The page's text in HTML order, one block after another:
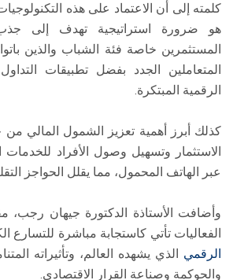
كلمته إلى أن الاعتماد على هذه
هو ضرورة استراتيجية تهدف إلى
المتعاملين الجدد بفضل تطبيقات
الرقمية المبتكرة.
كذلك أبرز أهمية تعزيز الشمول المالي
الاستثمار وتسهيل وصول الأفراد للخدمات
عبر الهاتف المحمول، مما يقلل الحواجز
وأضافت الأستاذة الدكتورة جيهان رجب،
الفعاليات تأتي كاستجابة مباشرة للتسارع
الرقمي الذي يشهده العالم، وتأثيراته
والحوكمة وصناعة القرار الاقتصادي.